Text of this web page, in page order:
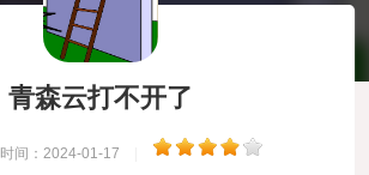
青森云打不开了
时间：2024-01-17